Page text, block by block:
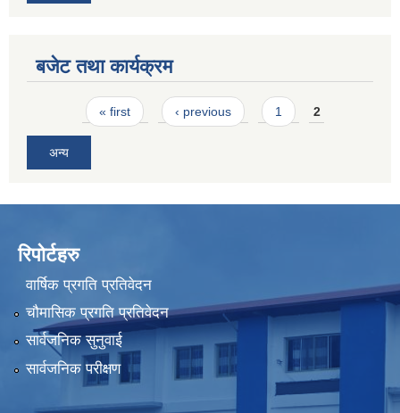
बजेट तथा कार्यक्रम
Pages« first ‹ previous 1 2
अन्य
रिपोर्टहरु
वार्षिक प्रगति प्रतिवेदन
चौमासिक प्रगति प्रतिवेदन
सार्वजनिक सुनुवाई
सार्वजनिक परीक्षण